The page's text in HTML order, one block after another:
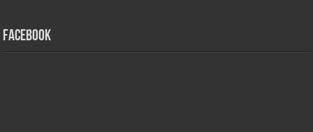
Facebook